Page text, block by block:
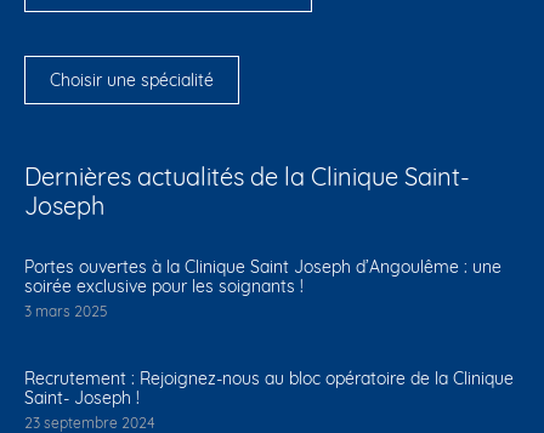
Choisir une spécialité
Dernières actualités de la Clinique Saint-
Joseph
Portes ouvertes à la Clinique Saint Joseph d’Angoulême : une
soirée exclusive pour les soignants !
3 mars 2025
Recrutement : Rejoignez-nous au bloc opératoire de la Clinique
Saint- Joseph !
23 septembre 2024